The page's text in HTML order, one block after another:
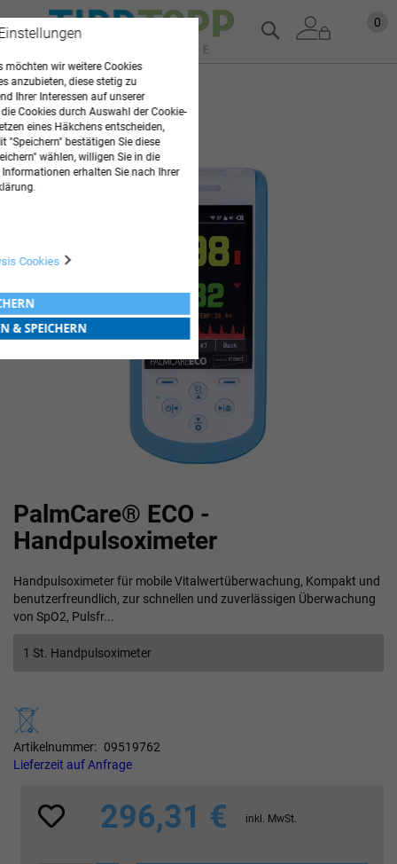
Zum
Inhalt
0
Suche
PalmCare® ECO -
Handpulsoximeter
Handpulsoximeter für mobile Vitalwertüberwachung, Kompakt und
benutzerfreundlich, zur schnellen und zuverlässigen Überwachung
von SpO2, Pulsfr...
1 St. Handpulsoximeter
Artikelnummer
09519762
Lieferzeit auf Anfrage
296,31 € inkl. MwSt.
Zum
Ende
der
Bildgalerie
springen
Anfang
der
Bildgalerie
möchten wir weitere Cookies
anzubieten, diese stetig zu
Ihrer Interessen auf unserer
Cookies durch Auswahl der Cookie-
eines Häkchens entscheiden,
"Speichern" bestätigen Sie diese
wählen, willigen Sie in die
erhalten Sie nach Ihrer
Cookies
& SPEICHERN